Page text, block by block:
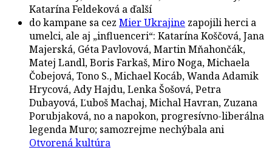
Katarína Feldeková a ďalší
do kampane sa cez Mier Ukrajine zapojili herci a
umelci, ale aj „influenceri“: Katarína Koščová, Jana
Majerská, Géta Pavlovová, Martin Mňahončák,
Matej Landl, Boris Farkaš, Miro Noga, Michaela
Čobejová, Tono S., Michael Kocáb, Wanda Adamik
Hrycová, Ady Hajdu, Lenka Šošová, Petra
Dubayová, Ľuboš Machaj, Michal Havran, Zuzana
Porubjaková, no a napokon, progresívno-liberálna
legenda Muro; samozrejme nechýbala ani
Otvorená kultúra